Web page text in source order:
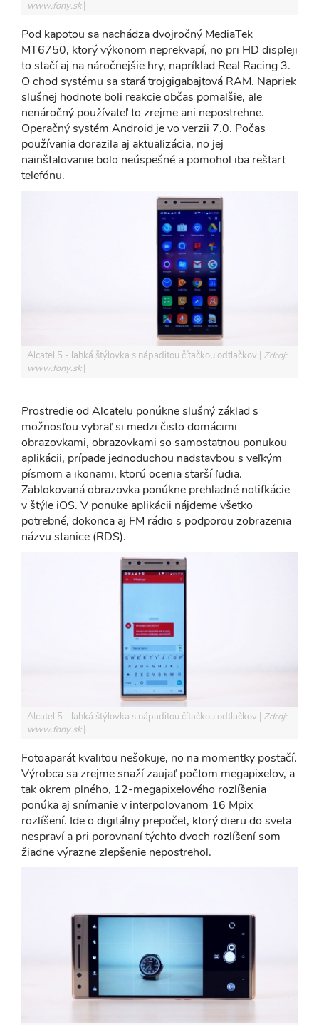
www.fony.sk
Pod kapotou sa nachádza dvojročný MediaTek
MT6750, ktorý výkonom neprekvapí, no pri HD displeji
to stačí aj na náročnejšie hry, napríklad Real Racing 3.
O chod systému sa stará trojgigabajtová RAM. Napriek
slušnej hodnote boli reakcie občas pomalšie, ale
nenáročný používateľ to zrejme ani nepostrehne.
Operačný systém Android je vo verzii 7.0. Počas
používania dorazila aj aktualizácia, no jej
nainštalovanie bolo neúspešné a pomohol iba reštart
telefónu.
Alcatel 5 - ľahká štýlovka s nápaditou čítačkou odtlačkov Zdroj:
www.fony.sk
Prostredie od Alcatelu ponúkne slušný základ s
možnosťou vybrať si medzi čisto domácimi
obrazovkami, obrazovkami so samostatnou ponukou
aplikácii, prípade jednoduchou nadstavbou s veľkým
písmom a ikonami, ktorú ocenia starší ľudia.
Zablokovaná obrazovka ponúkne prehľadné notifkácie
v štýle iOS. V ponuke aplikácii nájdeme všetko
potrebné, dokonca aj FM rádio s podporou zobrazenia
názvu stanice (RDS).
Alcatel 5 - ľahká štýlovka s nápaditou čítačkou odtlačkov Zdroj:
www.fony.sk
Fotoaparát kvalitou nešokuje, no na momentky postačí.
Výrobca sa zrejme snaží zaujať počtom megapixelov, a
tak okrem plného, 12-megapixelového rozlíšenia
ponúka aj snímanie v interpolovanom 16 Mpix
rozlíšení. Ide o digitálny prepočet, ktorý dieru do sveta
nespraví a pri porovnaní týchto dvoch rozlíšení som
žiadne výrazne zlepšenie nepostrehol.